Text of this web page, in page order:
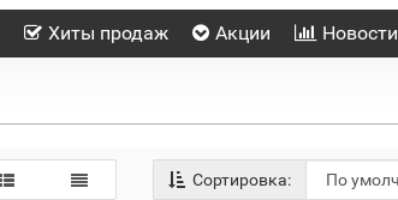
Хиты продаж Акции Новости
Сортировка: